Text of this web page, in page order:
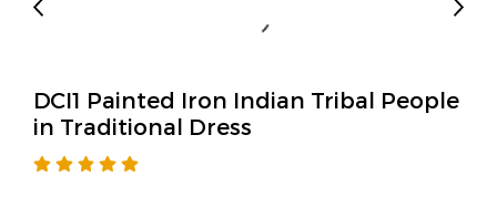
DCI1 Painted Iron Indian Tribal People
in Traditional Dress